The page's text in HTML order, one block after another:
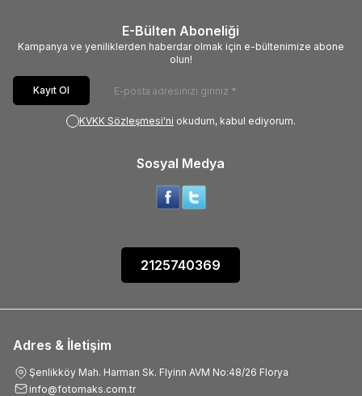
E-Bülten Aboneliği
Kampanya ve yeniliklerden haberdar olmak için e-bültenimize abone
olun!
Kayıt Ol
KVKK Sözleşmesi'ni okudum, kabul ediyorum.
Sosyal Medya
2125740369
Adres & İletişim
Şenlikköy Mah. Harman Sk. Flyinn AVM No:48/26 Florya
info@fotomaks.com.tr